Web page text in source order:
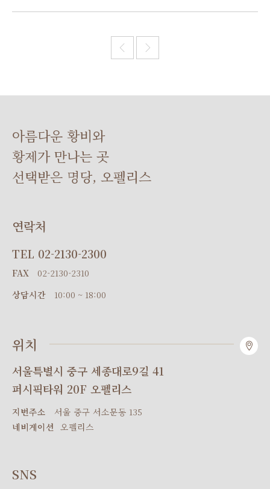
아름다운 황비와
황제가 만나는 곳
선택받은 명당, 오펠리스
연락처
TEL 02-2130-2300
FAX
02-2130-2310
상담시간
10:00 ~ 18:00
위치
서울특별시 중구 세종대로9길 41
퍼시픽타워 20F 오펠리스
지번주소
서울 중구 서소문동 135
네비게이션 오펠리스
SNS